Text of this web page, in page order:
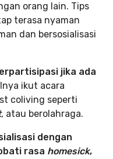
orang lain. Tips
terasa nyaman
dan bersosialisasi
jika ada
ikut acara
coliving seperti
, atau berolahraga.
dengan
rasa homesick,